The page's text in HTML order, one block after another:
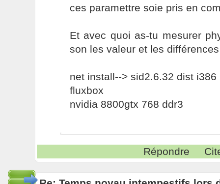
ces paramettre soie pris en
Et avec quoi as-tu mesurer
son les valeur et les
net install--> sid2.6.32 dist i386
fluxbox
nvidia 8800gtx 768 ddr3
Répondre